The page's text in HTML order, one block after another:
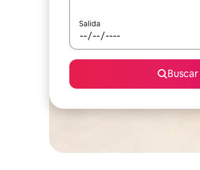
Salida
Buscar